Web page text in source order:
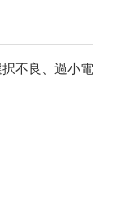
不良、過小電